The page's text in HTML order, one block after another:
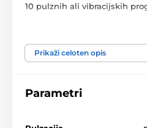
10 pulznih ali vibracijskih
Baterije so vključene v
Prikaži celoten opis
Parametri